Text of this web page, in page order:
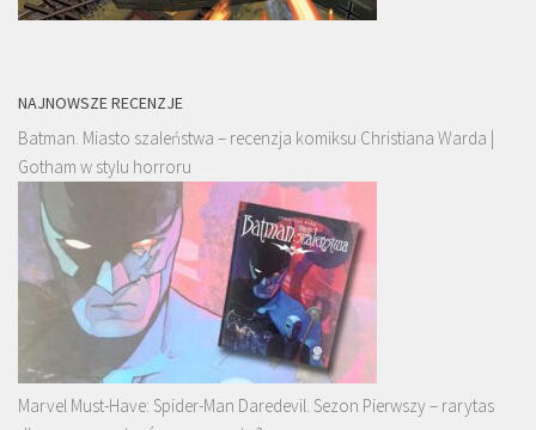
NAJNOWSZE RECENZJE
Batman. Miasto szaleństwa – recenzja komiksu Christiana Warda |
Gotham w stylu horroru
Marvel Must-Have: Spider-Man Daredevil. Sezon Pierwszy – rarytas